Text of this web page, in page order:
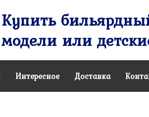
Купить
модели или
Интересное Доставка